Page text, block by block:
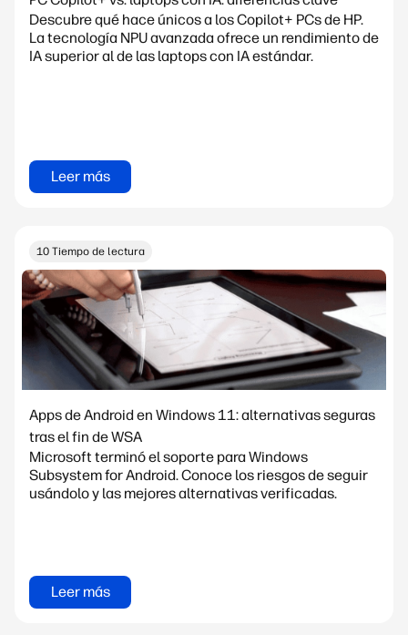
Descubre qué hace únicos a los Copilot+ PCs de HP.
La tecnología NPU avanzada ofrece un rendimiento de
IA superior al de las laptops con IA estándar.
Leer más
10 Tiempo de lectura
Apps de Android en Windows 11: alternativas seguras
tras el fin de WSA
Microsoft terminó el soporte para Windows
Subsystem for Android. Conoce los riesgos de seguir
usándolo y las mejores alternativas verificadas.
Leer más